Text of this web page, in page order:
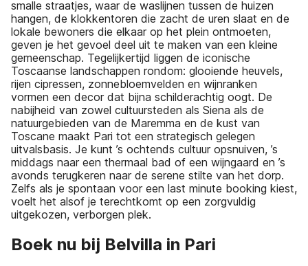
smalle straatjes, waar de waslijnen tussen de huizen
hangen, de klokkentoren die zacht de uren slaat en de
lokale bewoners die elkaar op het plein ontmoeten,
geven je het gevoel deel uit te maken van een kleine
gemeenschap. Tegelijkertijd liggen de iconische
Toscaanse landschappen rondom: glooiende heuvels,
rijen cipressen, zonnebloemvelden en wijnranken
vormen een decor dat bijna schilderachtig oogt. De
nabijheid van zowel cultuursteden als Siena als de
natuurgebieden van de Maremma en de kust van
Toscane maakt Pari tot een strategisch gelegen
uitvalsbasis. Je kunt ’s ochtends cultuur opsnuiven, ’s
middags naar een thermaal bad of een wijngaard en ’s
avonds terugkeren naar de serene stilte van het dorp.
Zelfs als je spontaan voor een last minute booking kiest,
voelt het alsof je terechtkomt op een zorgvuldig
uitgekozen, verborgen plek.
Boek nu bij Belvilla in Pari